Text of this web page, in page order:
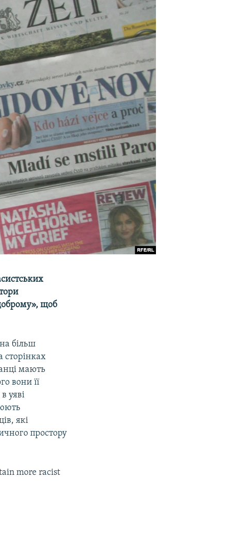
щоб
більш
сторінках
мають
вони її
уяві
які
простору
more racist